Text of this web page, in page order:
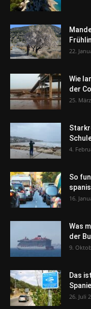
22.
Wie
der
25.
4.
So
16.
Was
der
9.
Das
26. Juli